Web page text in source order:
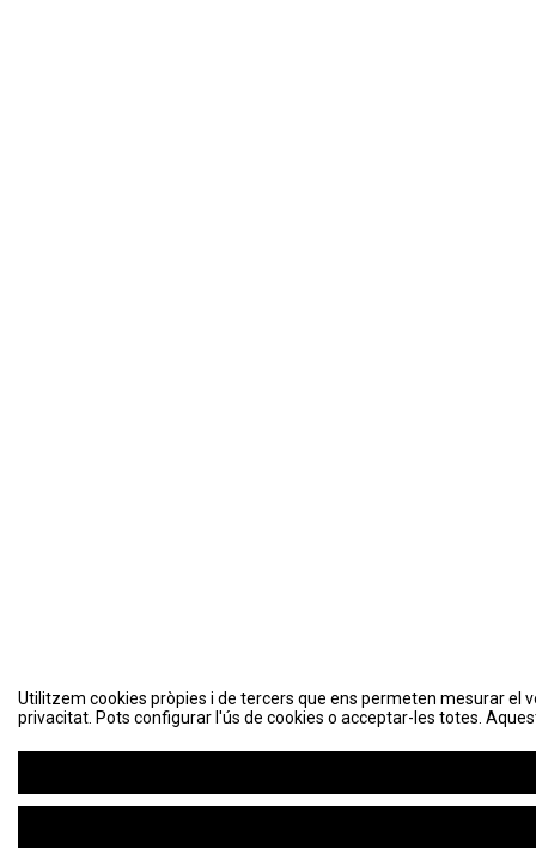
Utilitzem cookies pròpies i de tercers que ens permeten mesurar el
privacitat. Pots configurar l'ús de cookies o acceptar-les totes.